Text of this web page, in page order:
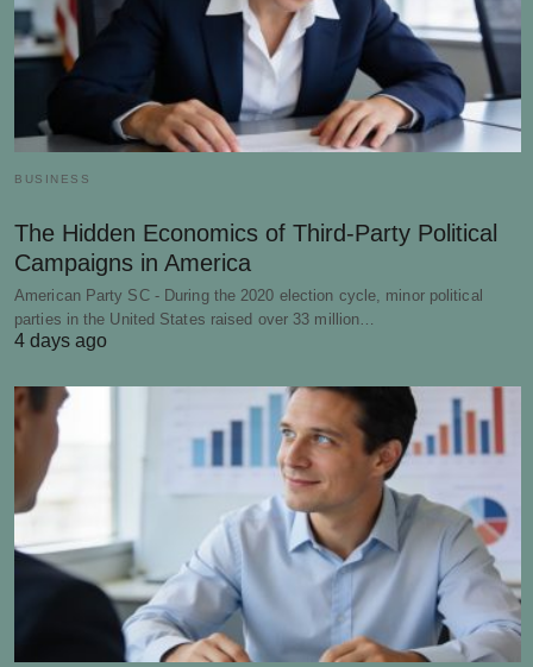
BUSINESS
The Hidden Economics of Third-Party Political
Campaigns in America
American Party SC - During the 2020 election cycle, minor political
parties in the United States raised over 33 million…
4 days ago